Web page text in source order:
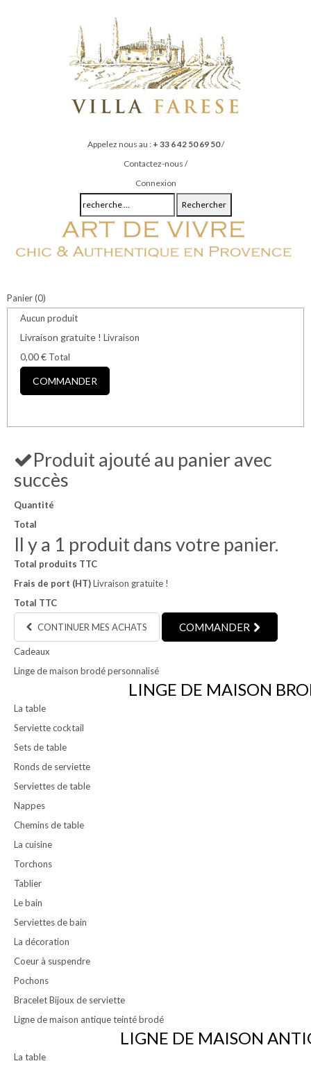
Appelez nous au : + 33 6 42 50 69 50/
Contactez-nous /
Connexion
Rechercher
Panier(0)
Aucun produit
Livraison gratuite ! Livraison
0,00 € Total
COMMANDER
Produit ajouté au panier avec
succès
Quantité
Total
Il y a 1 produit dans votre panier.
Total produits TTC
Frais de port (HT)Livraison gratuite !
Total TTC
CONTINUER MES ACHATS COMMANDER
Cadeaux
Linge de maison brodé personnalisé
LINGE DE MAISON
La table
Serviette cocktail
Sets de table
Ronds de serviette
Serviettes de table
Nappes
Chemins de table
La cuisine
Torchons
Tablier
Le bain
Serviettes de bain
La décoration
Coeur à suspendre
Pochons
Bracelet Bijoux de serviette
Ligne de maison antique teinté brodé
LIGNE DE MAISON
La table